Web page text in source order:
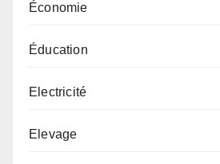
Économie
Éducation
Electricité
Elevage